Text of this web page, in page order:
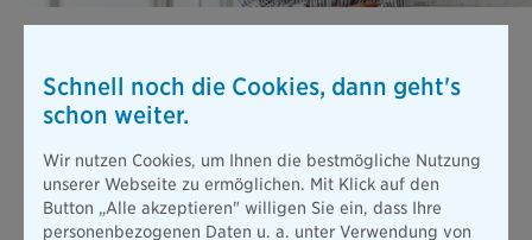
nach einem Unfall nicht mehr arbeiten. Die gesetzliche
Absicherung ist dann viel zu gering, um Ihren bisherigen
Mehr erfahren
Schnell noch die Cookies, dann geht's
schon weiter.
Wir nutzen Cookies, um Ihnen die bestmögliche Nutzung
unserer Webseite zu ermöglichen. Mit Klick auf den
Button „Alle akzeptieren" willigen Sie ein, dass Ihre
personenbezogenen Daten u. a. unter Verwendung von